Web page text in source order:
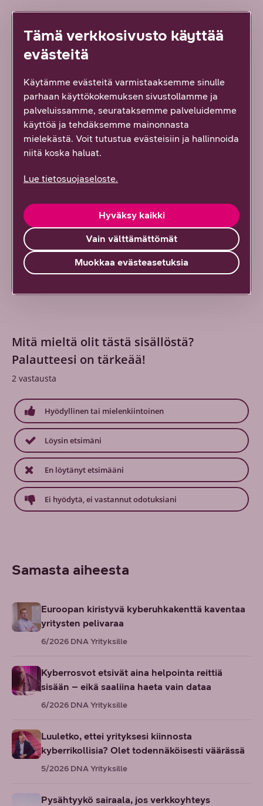
Tietoturva
Olemme uuden työn edelläkävijä, joka ymmärtää
digitalisoituneen maailman monimutkaisuuden ja
haluaa tehdä siitä yllättävän yksinkertaista tarjoamalla
asiakkaillemme ensiluokkaisia ratkaisuja ja odotukset
ylittävää palvelua.
Mitä mieltä olit tästä sisällöstä?
Palautteesi on tärkeää!
2 vastausta
Hyödyllinen tai mielenkiintoinen
Löysin etsimäni
En löytänyt etsimääni
Ei hyödytä, ei vastannut odotuksiani
Samasta aiheesta
Euroopan kiristyvä kyberuhkakenttä kaventaa
yritysten pelivaraa
6/2026 DNA Yrityksille
Kyberrosvot etsivät aina helpointa reittiä
sisään – eikä saaliina haeta vain dataa
6/2026 DNA Yrityksille
Luuletko, ettei yrityksesi kiinnosta
kyberrikollisia? Olet todennäköisesti väärässä
5/2026 DNA Yrityksille
Pysähtyykö sairaala, jos verkkoyhteys
Tämä verkkosivusto käyttää
evästeitä
Käytämme evästeitä varmistaaksemme sinulle
parhaan käyttökokemuksen sivustollamme ja
palveluissamme, seurataksemme palveluidemme
käyttöä ja tehdäksemme mainonnasta
mielekästä. Voit tutustua evästeisiin ja hallinnoida
niitä koska haluat.
Lue tietosuojaseloste.
Vain välttämättömät
Hyväksy kaikki
Muokkaa evästeasetuksia